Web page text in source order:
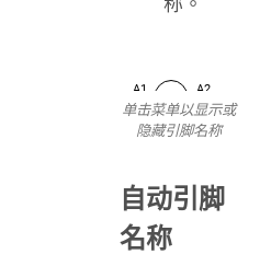
单击菜单以显示或
隐藏引脚名称
自动引脚
名称